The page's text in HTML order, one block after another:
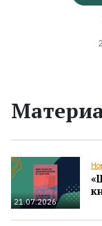
21.07.2026